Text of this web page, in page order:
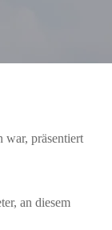
war, präsentiert
an diesem